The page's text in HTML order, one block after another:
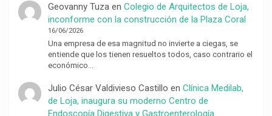
Geovanny Tuzaen Colegio de Arquitectos de Loja,
inconforme con la construcción de la Plaza Coral
16/06/2026
Una empresa de esa magnitud no invierte a ciegas, se
entiende que los tienen resueltos todos, caso contrario el
económico…
Julio César Valdivieso Castillo en Clínica Medilab,
de Loja, inaugura su moderno Centro de
Endoscopía Digestiva y Gastroenterología